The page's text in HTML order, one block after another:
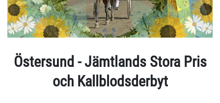
Östersund - Jämtlands Stora Pris
och Kallblodsderbyt